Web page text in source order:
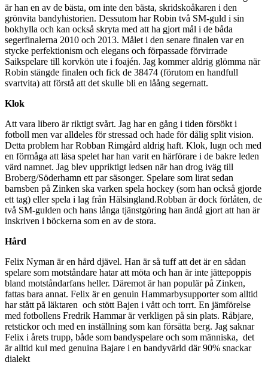
är han en av de bästa, om inte den bästa, skridskoåkaren i den
grönvita bandyhistorien. Dessutom har Robin två SM-guld i sin
bokhylla och kan också skryta med att ha gjort mål i de båda
segerfinalerna 2010 och 2013. Målet i den senare finalen var en
stycke perfektionism och elegans och förpassade förvirrade
Saikspelare till korvkön ute i foajén. Jag kommer aldrig glömma när
Robin stängde finalen och fick de 38474 (förutom en handfull
svartvita) att förstå att det skulle bli en låång segernatt.
Klok
Att vara libero är riktigt svårt. Jag har en gång i tiden försökt i
fotboll men var alldeles för stressad och hade för dålig split vision.
Detta problem har Robban Rimgård aldrig haft. Klok, lugn och med
en förmåga att läsa spelet har han varit en härförare i de bakre leden
värd namnet. Jag blev uppriktigt ledsen när han drog iväg till
Broberg/Söderhamn ett par säsonger. Spelare som lirat sedan
barnsben på Zinken ska varken spela hockey (som han också gjorde
ett tag) eller spela i lag från Hälsingland.Robban är dock förlåten, de
två SM-gulden och hans långa tjänstgöring han ändå gjort att han är
inskriven i böckerna som en av de stora.
Hård
Felix Nyman är en hård djävel. Han är så tuff att det är en sådan
spelare som motståndare hatar att möta och han är inte jättepoppis
bland motståndarfans heller. Däremot är han populär på Zinken,
fattas bara annat. Felix är en genuin Hammarbysupporter som alltid
har stått på läktaren och stött Bajen i vått och torrt. En jämförelse
med fotbollens Fredrik Hammar är verkligen på sin plats. Råbjare,
retstickor och med en inställning som kan försätta berg. Jag saknar
Felix i årets trupp, både som bandyspelare och som människa, det
är alltid kul med genuina Bajare i en bandyvärld där 90% snackar
dialekt